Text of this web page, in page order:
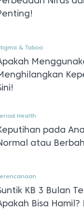
& Taboo
Health
pada
atau
KB 3 Bulan
Bisa Hamil?